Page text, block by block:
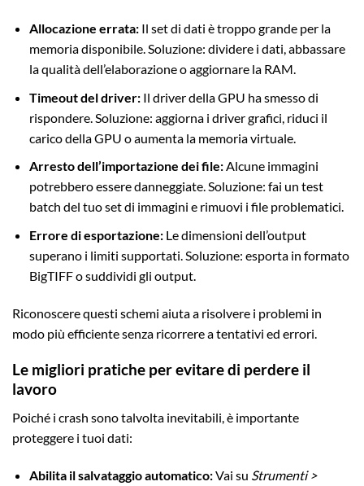
Allocazione errata:Il set di dati è troppo grande per la
memoria disponibile. Soluzione: dividere i dati, abbassare
la qualità dell’elaborazione o aggiornare la RAM.
Timeout del driver:Il driver della GPU ha smesso di
rispondere. Soluzione: aggiorna i driver grafici, riduci il
carico della GPU o aumenta la memoria virtuale.
Arresto dell’importazione dei file:Alcune immagini
potrebbero essere danneggiate. Soluzione: fai un test
batch del tuo set di immagini e rimuovi i file problematici.
Errore di esportazione:Le dimensioni dell’output
superano i limiti supportati. Soluzione: esporta in formato
BigTIFF o suddividi gli output.
Riconoscere questi schemi aiuta a risolvere i problemi in
modo più efficiente senza ricorrere a tentativi ed errori.
Le migliori pratiche per evitare di perdere il
lavoro
Poiché i crash sono talvolta inevitabili, è importante
proteggere i tuoi dati:
Abilita il salvataggio automatico:Vai su Strumenti >